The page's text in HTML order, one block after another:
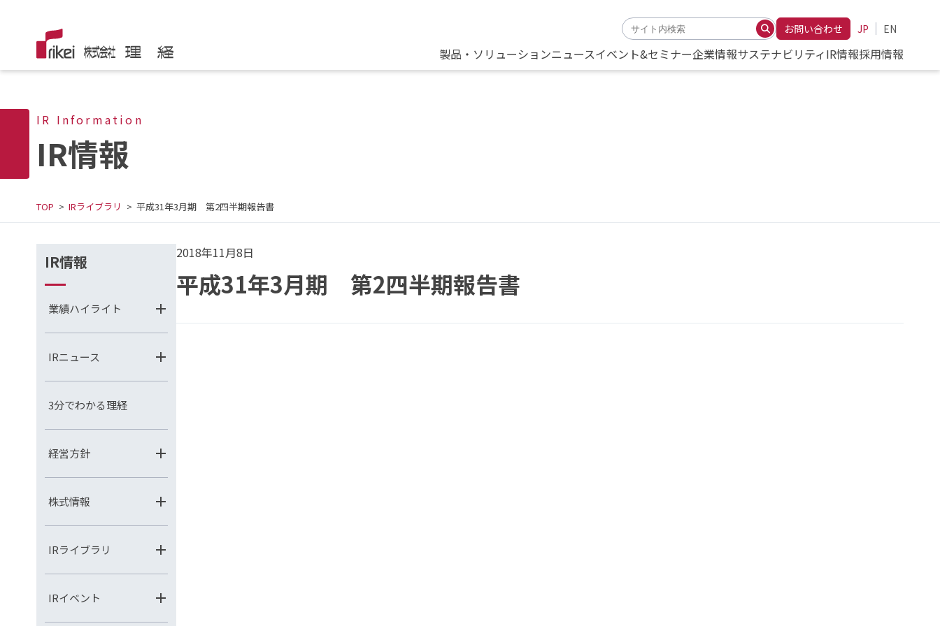
お問い合わせ JP EN
製品・ソリューションニュースイベント&セミナー企業情報サステナビリティIR情報採用情報
IR Information
IR情報
TOP IRライブラリ 平成31年3月期 第2四半期報告書
IR情報
業績ハイライト
IRニュース
3分でわかる理経
経営方針
株式情報
IRライブラリ
IRイベント
2018年11月8日
平成31年3月期 第2四半期報告書